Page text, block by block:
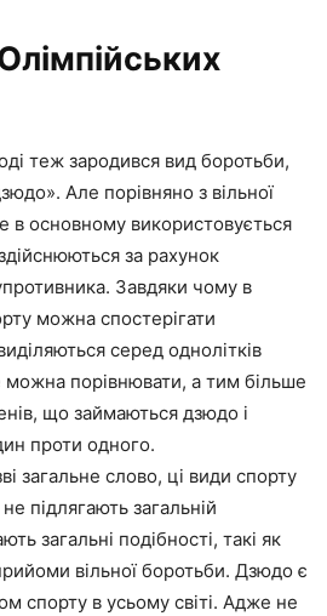
теж зародився вид боротьби,
Але порівняно з вільної
в основному використовується
за рахунок
Завдяки чому в
можна спостерігати
серед однолітків
порівнювати, а тим більше
що займаються дзюдо і
проти одного.
загальне слово, ці види спорту
підлягають загальній
загальні подібності, такі як
вільної боротьби. Дзюдо є
спорту в усьому світі. Адже не